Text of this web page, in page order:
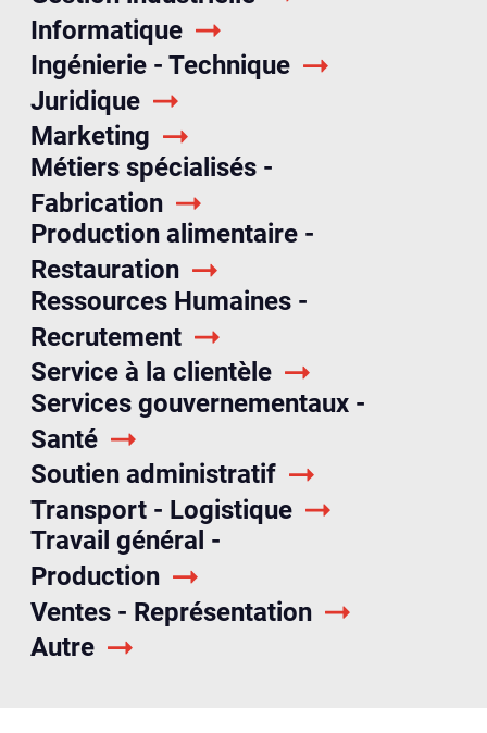
Autre
Informatique
Ingénierie - Technique
Juridique
Marketing
Métiers spécialisés -
Fabrication
Production alimentaire -
Restauration
Ressources Humaines -
Recrutement
Service à la clientèle
Services gouvernementaux -
Santé
Soutien administratif
Transport - Logistique
Travail général -
Production
Ventes - Représentation